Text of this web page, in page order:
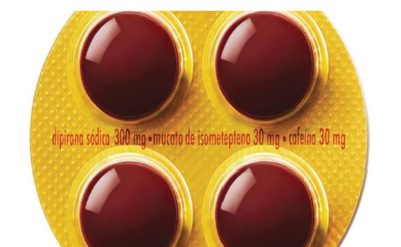
recomendada para uso retal: adultos e crianças com mais de
15 anos - 1 supositório de 1 g, até 3 vezes ao dia crianças
com mais de 4 anos - 1 supositório de 300 mg, até 4 vezes
ao dia (contra-indicada para crianças com menos de 4 anos)
Fontes bibliográficas anvisa.gov.br